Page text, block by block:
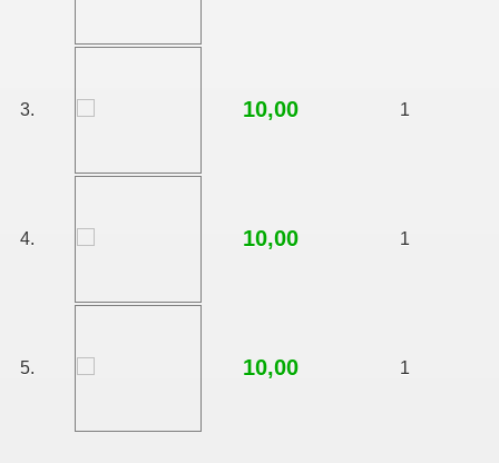
3. 10,00 1
4. 10,00 1
5. 10,00 1